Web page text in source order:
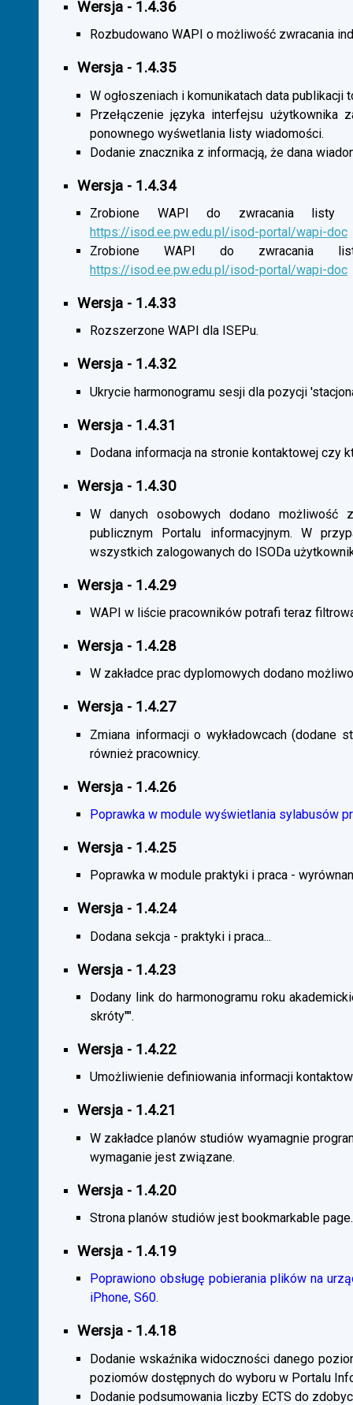
Wersja - 1.4.36
Rozbudowano WAPI o możliwość zwracania
Wersja - 1.4.35
W ogłoszeniach i komunikatach data
Przełączenie języka interfejsu użytkownika
ponownego wyśwetlania listy wiadomości.
Dodanie znacznika z informacją, że dana
Wersja - 1.4.34
Zrobione WAPI do zwracania listy
https://isod.ee.pw.edu.pl/isod-portal/wapi-doc
Zrobione WAPI do zwracania listy
https://isod.ee.pw.edu.pl/isod-portal/wapi-doc
Wersja - 1.4.33
Rozszerzone WAPI dla ISEPu.
Wersja - 1.4.32
Ukrycie harmonogramu sesji dla pozycji
Wersja - 1.4.31
Dodana informacja na stronie kontaktowej czy
Wersja - 1.4.30
W danych osobowych dodano możliwość
publicznym Portalu informacyjnym. W
wszystkich zalogowanych do ISODa
Wersja - 1.4.29
WAPI w liście pracowników potrafi teraz
Wersja - 1.4.28
W zakładce prac dyplomowych dodano
Wersja - 1.4.27
Zmiana informacji o wykładowcach (dodane
również pracownicy.
Wersja - 1.4.26
Poprawka w module wyświetlania sylabusów
Wersja - 1.4.25
Poprawka w module praktyki i praca -
Wersja - 1.4.24
Dodana sekcja - praktyki i praca...
Wersja - 1.4.23
Dodany link do harmonogramu roku
skróty"".
Wersja - 1.4.22
Umożliwienie definiowania informacji
Wersja - 1.4.21
W zakładce planów studiów wyamagnie
wymaganie jest związane.
Wersja - 1.4.20
Strona planów studiów jest bookmarkable page.
Wersja - 1.4.19
Poprawiono obsługę pobierania plików na
iPhone, S60.
Wersja - 1.4.18
Dodanie wskaźnika widoczności danego
poziomów dostępnych do wyboru w Portalu
Dodanie podsumowania liczby ECTS do